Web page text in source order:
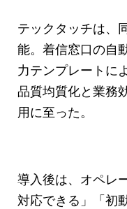
テックタッチは、
能。着信窓口の自
力テンプレートに
品質均質化と業務
用に至った。
導入後は、オペレ
対応できる」「初